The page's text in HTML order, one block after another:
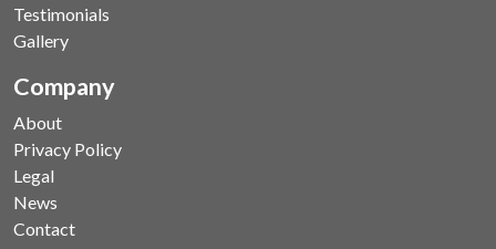
Testimonials
Gallery
Company
About
Privacy Policy
Legal
News
Contact